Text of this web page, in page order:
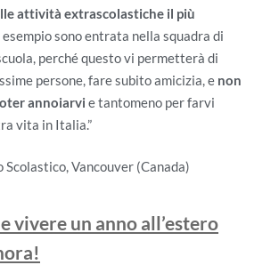
attività extrascolastiche il più
esempio sono entrata nella squadra di
perché questo vi permetterà di
persone, fare subito amicizia, e non
annoiarvi e tantomeno per farvi
vita in Italia.”
Scolastico, Vancouver (Canada)
vivere un anno all’estero